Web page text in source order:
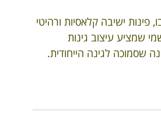
פינות ישיבה קלאסיות ורהיטי
שמציע עיצוב גינות
שסמוכה לגינה הייחודית.